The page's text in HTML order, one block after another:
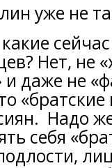
уже не
Нет, не
и даже не
Надо
себя